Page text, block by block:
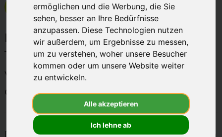
ermöglichen und die Werbung, die Sie
sehen, besser an Ihre Bedürfnisse
anzupassen. Diese Technologien nutzen
wir außerdem, um Ergebnisse zu messen,
um zu verstehen, woher unsere Besucher
kommen oder um unsere Website weiter
zu entwickeln.
Alle akzeptieren
Ich lehne ab
geschrieben vonMark Warnekeam 18.12.2025
In diesem Artikel erklären wir dir die
THG-Quote Preisentwicklung
verständlich, ohne Gesetzestexte und
ohne Fachchinesisch.
Die Preisentwicklung der THG-Quote wirft bei vielen